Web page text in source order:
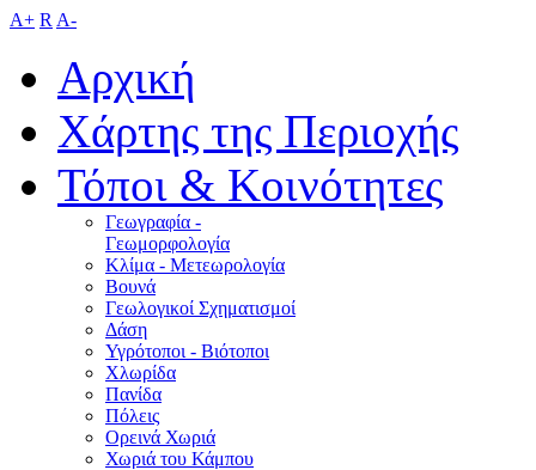
A+ R A-
Αρχική
Χάρτης της Περιοχής
Τόποι & Κοινότητες
Γεωγραφία -
Γεωμορφολογία
Κλίμα - Mετεωρολογία
Βουνά
Γεωλογικοί Σχηματισμοί
Δάση
Υγρότοποι - Βιότοποι
Χλωρίδα
Πανίδα
Πόλεις
Ορεινά Χωριά
Χωριά του Κάμπου